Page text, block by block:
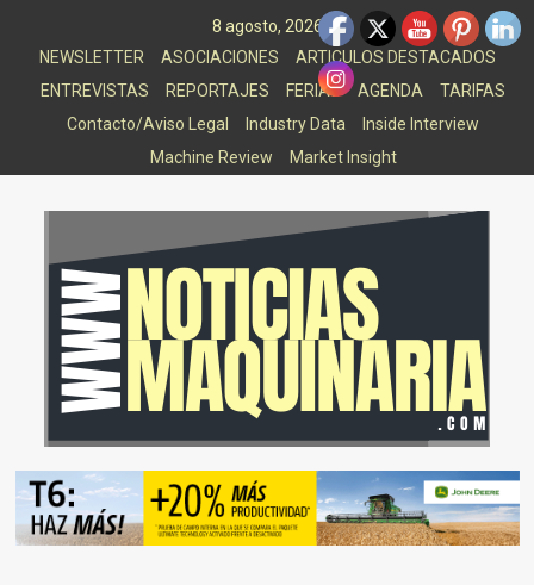
8 agosto, 2026
NEWSLETTER
ASOCIACIONES
ARTICULOS DESTACADOS
ENTREVISTAS
REPORTAJES FERIAS AGENDA
TARIFAS
Contacto/Aviso Legal
Industry Data
Inside Interview
Machine Review
Market Insight